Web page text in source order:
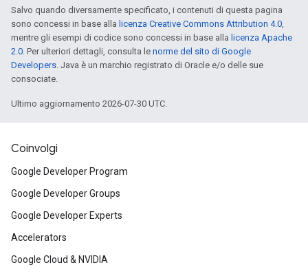
Salvo quando diversamente specificato, i contenuti di questa pagina
sono concessi in base alla licenza Creative Commons Attribution 4.0,
mentre gli esempi di codice sono concessi in base alla licenza Apache
2.0. Per ulteriori dettagli, consulta le norme del sito di Google
Developers. Java è un marchio registrato di Oracle e/o delle sue
consociate.
Ultimo aggiornamento 2026-07-30 UTC.
Coinvolgi
Google Developer Program
Google Developer Groups
Google Developer Experts
Accelerators
Google Cloud & NVIDIA